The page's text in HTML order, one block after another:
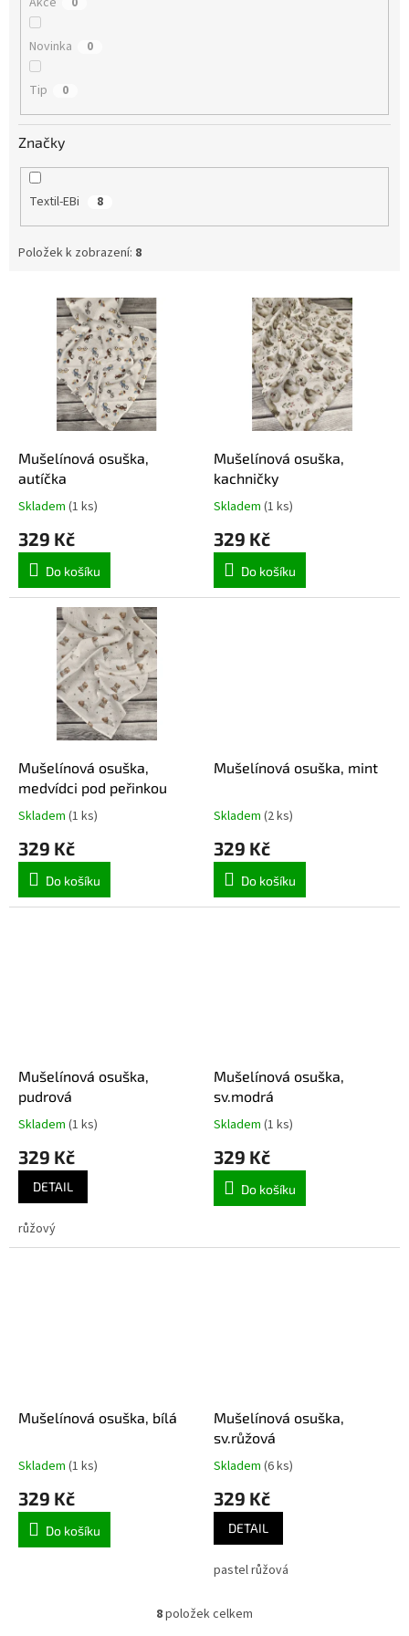
Novinka 0
Tip 0
Značky
Textil-EBi 8
Položek k zobrazení: 8
Mušelínová osuška,
autíčka
Skladem (1 ks)
329 Kč
Do košíku
Mušelínová osuška,
kachničky
Skladem (1 ks)
329 Kč
Do košíku
Mušelínová osuška,
medvídci pod peřinkou
Skladem (1 ks)
329 Kč
Do košíku
Mušelínová osuška, mint
Skladem (2 ks)
329 Kč
Do košíku
Mušelínová osuška,
pudrová
Skladem (1 ks)
329 Kč
DETAIL
růžový
Mušelínová osuška,
sv.modrá
Skladem (1 ks)
329 Kč
Do košíku
Mušelínová osuška, bílá
Skladem (1 ks)
329 Kč
Do košíku
Mušelínová osuška,
sv.růžová
Skladem (6 ks)
329 Kč
DETAIL
pastel růžová
O
8položek celkem